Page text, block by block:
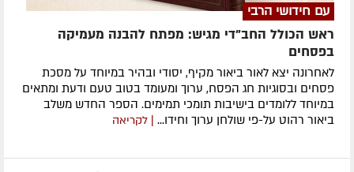
עם חידושי הרבי
ראש הכולל החב"די מגיש: מפתח להבנה מעמיקה
בפסחים
לאחרונה ​יצא לאור ביאור מקיף, יסודי ובהיר במיוחד על מסכת
פסחים ובסוגיות חג הפסח, ערוך ומעומד בטוב טעם ודעת ומתאים
במיוחד ללומדים בישיבות תומכי תמימים. ​הספר החדש משלב
ביאור רהוט על-פי שולחן ערוך וחידו... | לקריאה